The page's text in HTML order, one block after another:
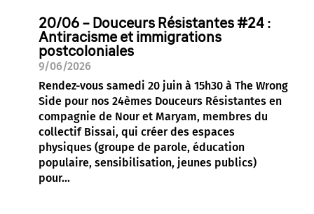
20/06 – Douceurs Résistantes #24 :
Antiracisme et immigrations
postcoloniales
9/06/2026
Rendez-vous samedi 20 juin à 15h30 à The Wrong
Side pour nos 24èmes Douceurs Résistantes en
compagnie de Nour et Maryam, membres du
collectif Bissai, qui créer des espaces
physiques (groupe de parole, éducation
populaire, sensibilisation, jeunes publics)
pour...